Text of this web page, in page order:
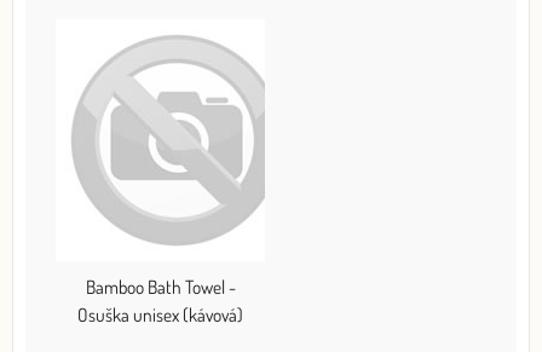
Bamboo Bath Towel -
Osuška unisex (kávová)